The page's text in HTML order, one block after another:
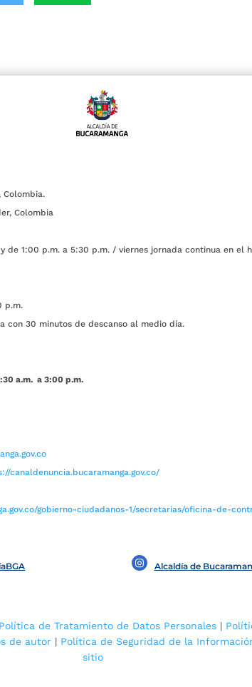
Colombia.
Colombia
de 1:00 p.m. a 5:30 p.m. / viernes jornada continua en el
p.m.
30 minutos de descanso al medio día.
a.m. a 3:00 p.m.
canaldenuncia.bucaramanga.gov.co/
gobierno-ciudadanos-1/secretarias/oficina-de-
Alcaldía de
Política de Tratamiento de Datos Personales |
de autor | Política de Seguridad de la
sitio